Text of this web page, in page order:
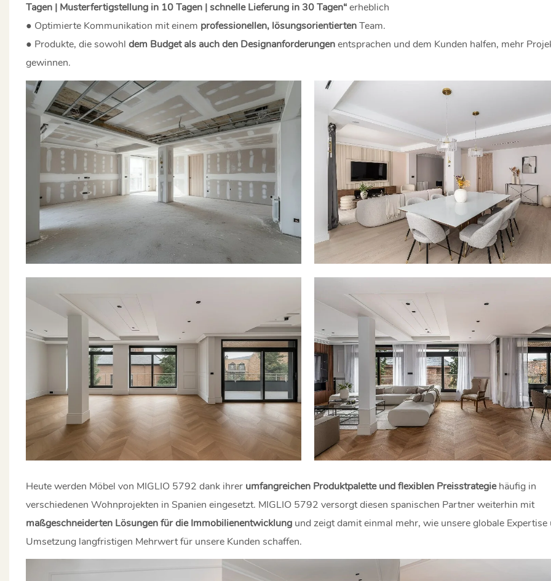
Tagen | Musterfertigstellung in 10 Tagen | schnelle Lieferung in 30 Tagen“erheblich
● Optimierte Kommunikation mit einem professionellen, lösungsorientiertenTeam.
● Produkte, die sowohl dem Budget als auch den Designanforderungenentsprachen und dem Kunden halfen, mehr
gewinnen.
Heute werden Möbel von MIGLIO 5792 dank ihrer umfangreichen Produktpalette und flexiblen Preisstrategiehäufig in
verschiedenen Wohnprojekten in Spanien eingesetzt. MIGLIO 5792 versorgt diesen spanischen Partner weiterhin mit
maßgeschneiderten Lösungen für die Immobilienentwicklungund zeigt damit einmal mehr, wie unsere globale Expertise
Umsetzung langfristigen Mehrwert für unsere Kunden schaffen.